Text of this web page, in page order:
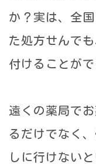
か？実は、全
た処方せんで
付けることがで
遠くの薬局で
るだけでなく
しに行けない